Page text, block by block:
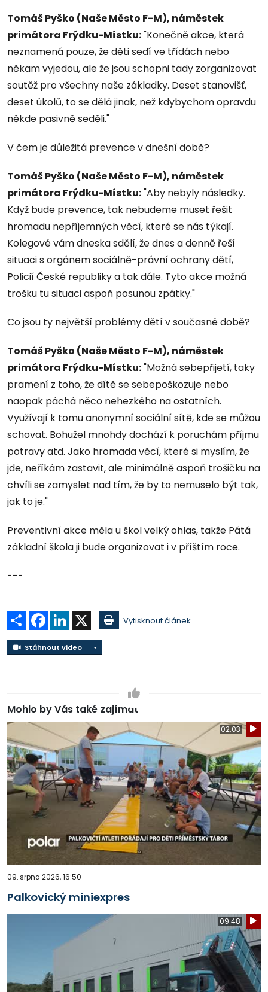
Tomáš Pyško (Naše Město F-M), náměstek
primátora Frýdku-Místku:"Konečně akce, která
neznamená pouze, že děti sedí ve třídách nebo
někam vyjedou, ale že jsou schopni tady zorganizovat
soutěž pro všechny naše základky. Deset stanovišť,
deset úkolů, to se dělá jinak, než kdybychom opravdu
někde pasivně seděli."
V čem je důležitá prevence v dnešní době?
Tomáš Pyško (Naše Město F-M), náměstek
primátora Frýdku-Místku:"Aby nebyly následky.
Když bude prevence, tak nebudeme muset řešit
hromadu nepříjemných věcí, které se nás týkají.
Kolegové vám dneska sdělí, že dnes a denně řeší
situaci s orgánem sociálně-právní ochrany dětí,
Policií České republiky a tak dále. Tyto akce možná
trošku tu situaci aspoň posunou zpátky."
Co jsou ty největší problémy dětí v současné době?
Tomáš Pyško (Naše Město F-M), náměstek
primátora Frýdku-Místku:"Možná sebepřijetí, taky
pramení z toho, že dítě se sebepoškozuje nebo
naopak páchá něco nehezkého na ostatních.
Využívají k tomu anonymní sociální sítě, kde se můžou
schovat. Bohužel mnohdy dochází k poruchám příjmu
potravy atd. Jako hromada věcí, které si myslím, že
jde, neříkám zastavit, ale minimálně aspoň trošičku na
chvíli se zamyslet nad tím, že by to nemuselo být tak,
jak to je."
Preventivní akce měla u škol velký ohlas, takže Pátá
základní škola ji bude organizovat i v příštím roce.
---
Sdílet Facebook
LinkedIn Vytisknout článek
Stáhnout video Stáhnout video
Mohlo by Vás také zajímat
02:03
09. srpna 2026, 16:50
Palkovický miniexpres
09:48